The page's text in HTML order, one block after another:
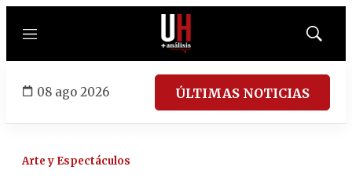
Menú
Mostrar
08 ago 2026 ÚLTIMAS NOTICIAS
Arte y Espectáculos